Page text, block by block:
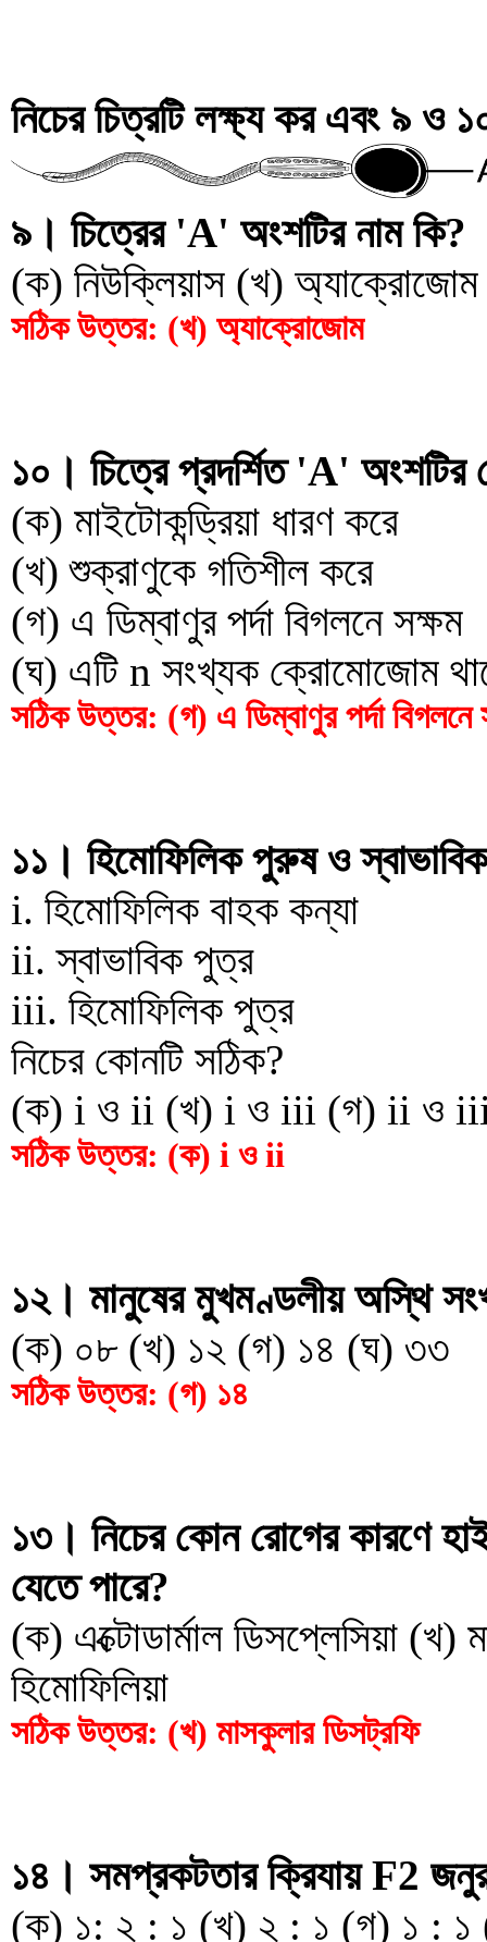
নিচের চিত্রটি লক্ষ্য কর এবং ৯ ও
৯। চিত্রের 'A' অংশটির নাম কি?
(ক) নিউক্লিয়াস (খ)
সঠিক উত্তর: (খ) অ্যাক্রোজোম
১০। চিত্রে প্রদর্শিত 'A' অংশটির
(ক) মাইটোকন্ড্রিয়া ধারণ করে
(খ) শুক্রাণুকে গতিশীল করে
(গ) এ ডিম্বাণুর পর্দা বিগলনে সক্ষম
(ঘ) এটি n সংখ্যক ক্রোমোজোম
সঠিক উত্তর: (গ) এ ডিম্বাণুর পর্দা বিগলনে
১১। হিমোফিলিক পুরুষ ও
i. হিমোফিলিক বাহক কন্যা
ii. স্বাভাবিক পুত্র
iii. হিমোফিলিক পুত্র
নিচের কোনটি সঠিক?
(ক) i ও ii (খ) i ও iii (গ) ii ও
সঠিক উত্তর: (ক) i ও ii
১২। মানুষের মুখমণ্ডলীয় অস্থি
(ক) ০৮ (খ) ১২ (গ) ১৪ (ঘ) ৩৩
সঠিক উত্তর: (গ) ১৪
১৩। নিচের কোন রোগের কারণে
যেতে পারে?
(ক) এক্টোডার্মাল ডিসপ্লেসিয়া (খ)
হিমোফিলিয়া
সঠিক উত্তর: (খ) মাসকুলার ডিসট্রফি
১৪। সমপ্রকটতার ক্রিযায় F2
(ক) ১: ২ : ১ (খ) ২ : ১ (গ) ১ : ১